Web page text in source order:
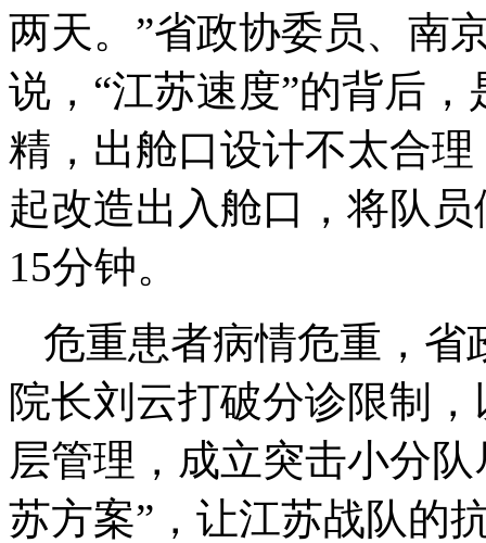
两天。”省政协委员、南
说，“江苏速度”的背后
精，出舱口设计不太合
起改造出入舱口，将队
15分钟。
危重患者病情危重，省
院长刘云打破分诊限制
层管理，成立突击小分
苏方案”，让江苏战队的